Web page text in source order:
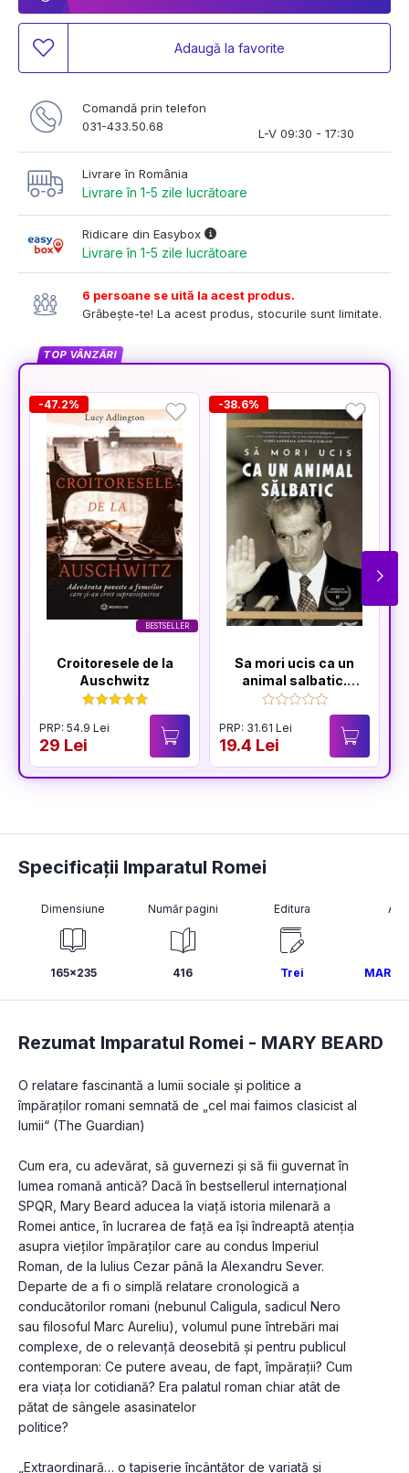
Adaugă la favorite
Comandă prin telefon
031-433.50.68
L-V 09:30 - 17:30
Livrare în România
Livrare în 1-5 zile lucrătoare
Ridicare din Easybox
Livrare în 1-5 zile lucrătoare
6 persoane se uită la acest produs.
Grăbește-te! La acest produs, stocurile sunt limitate.
TOP VÂNZĂRI
BESTSELLER
-47.2%
Croitoresele de la
Auschwitz
PRP: 54.9 Lei
29 Lei
-38.6%
Sa mori ucis ca un
animal salbatic.
Seria Sfarsitul
Ceausestilor Vol.2
PRP: 31.61 Lei
19.4 Lei
Specificații Imparatul Romei
Dimensiune
165x235
Număr pagini
416
Editura
Trei MARY
Rezumat Imparatul Romei - MARY BEARD
O relatare fascinantă a lumii sociale și politice a
împăraților romani semnată de „cel mai faimos clasicist al
lumii“ (The Guardian)
Cum era, cu adevărat, să guvernezi și să fii guvernat în
lumea romană antică? Dacă în bestsellerul internațional
SPQR, Mary Beard aducea la viață istoria milenară a
Romei antice, în lucrarea de față ea își îndreaptă atenția
asupra vieților împăraților care au condus Imperiul
Roman, de la Iulius Cezar până la Alexandru Sever.
Departe de a fi o simplă relatare cronologică a
conducătorilor romani (nebunul Caligula, sadicul Nero
sau filosoful Marc Aureliu), volumul pune întrebări mai
complexe, de o relevanță deosebită și pentru publicul
contemporan: Ce putere aveau, de fapt, împărații? Cum
era viața lor cotidiană? Era palatul roman chiar atât de
pătat de sângele asasinatelor
politice?
„Extraordinară… o tapiserie încântător de variată și